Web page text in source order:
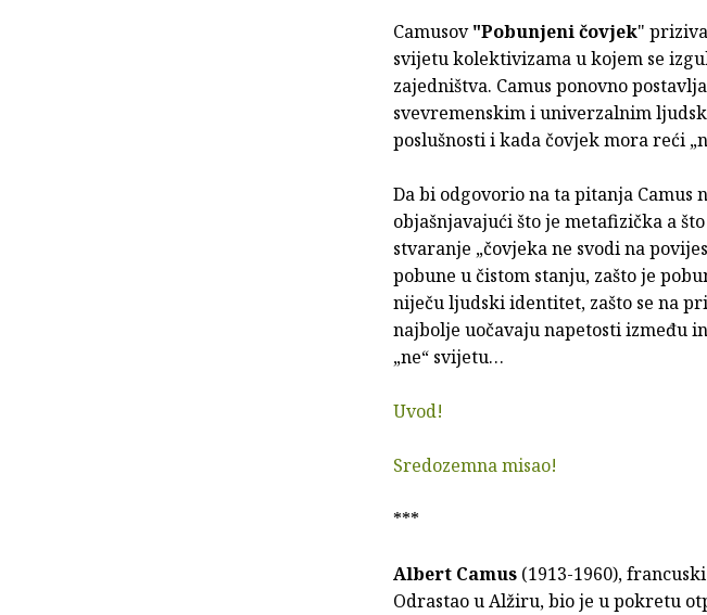
Camusov"Pobunjeni čovjek"
svijetu kolektivizama u kojem se
zajedništva. Camus ponovno
svevremenskim i univerzalnim
poslušnosti i kada čovjek mora reći
Da bi odgovorio na ta pitanja
objašnjavajući što je metafizička a
stvaranje „čovjeka ne svodi na
pobune u čistom stanju, zašto je
niječu ljudski identitet, zašto se na
najbolje uočavaju napetosti između
„ne“ svijetu…
Uvod!
Sredozemna misao!
***
Albert Camus (1913-1960),
Odrastao u Alžiru, bio je u pokretu